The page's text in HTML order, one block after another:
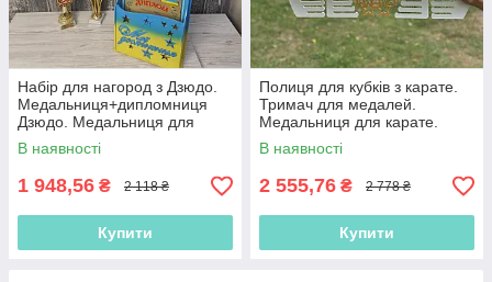
Набір для нагород з Дзюдо.
Медальниця+дипломниця
Дзюдо. Медальниця для
борця. Тримач для медалей
В наявності
1 948,56 ₴ 2 118 ₴
Купити
Полиця для кубків з карате.
Тримач для медалей.
Медальниця для карате.
Медальниця для тхеквондо
В наявності
2 555,76 ₴ 2 778 ₴
Купити